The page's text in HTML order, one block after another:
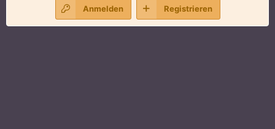
Anmelden Registrieren